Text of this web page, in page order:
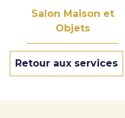
Salon Maison et
Objets
Retour aux services